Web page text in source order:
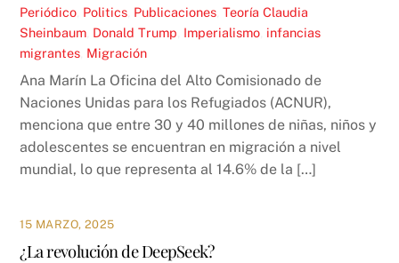
Periódico Politics Publicaciones ,Teoría Claudia
Sheinbaum Donald Trump Imperialismo infancias
migrantes Migración
Ana Marín La Oficina del Alto Comisionado de
Naciones Unidas para los Refugiados (ACNUR),
menciona que entre 30 y 40 millones de niñas, niños y
adolescentes se encuentran en migración a nivel
mundial, lo que representa al 14.6% de la […]
15 MARZO, 2025
¿La revolución de DeepSeek?